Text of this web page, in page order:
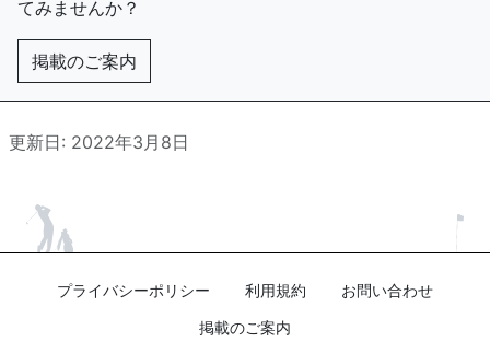
てみませんか？
掲載のご案内
更新日: 2022年3月8日
プライバシーポリシー 利用規約
お問い合わせ
掲載のご案内